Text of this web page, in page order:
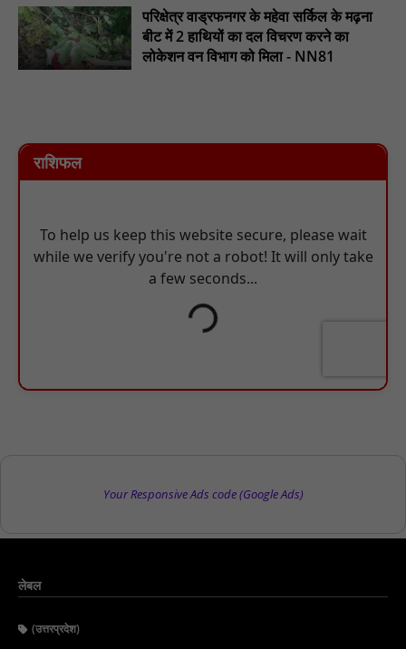
परिक्षेत्र वाड्रफनगर के महेवा सर्किल के मढ़ना
बीट में 2 हाथियों का दल विचरण करने का
लोकेशन वन विभाग को मिला - NN81
राशिफल
Your Responsive Ads code (Google Ads)
लेबल
(उत्तरप्रदेश)